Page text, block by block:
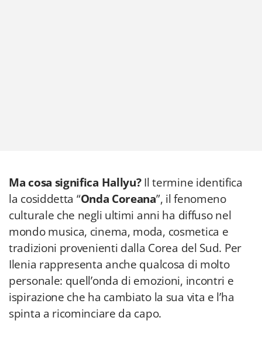
Ma cosa significa Hallyu?Il termine identifica
la cosiddetta “Onda Coreana”, il fenomeno
culturale che negli ultimi anni ha diffuso nel
mondo musica, cinema, moda, cosmetica e
tradizioni provenienti dalla Corea del Sud. Per
Ilenia rappresenta anche qualcosa di molto
personale: quell’onda di emozioni, incontri e
ispirazione che ha cambiato la sua vita e l’ha
spinta a ricominciare da capo.